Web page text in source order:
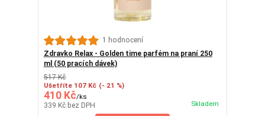
1 hodnocení
Zdravko Relax - Golden time parfém na praní 250
ml (50 pracích dávek)
517 Kč
Ušetříte 107 Kč (- 21 %)
410 Kč/ks
339 Kč bez DPH Skladem